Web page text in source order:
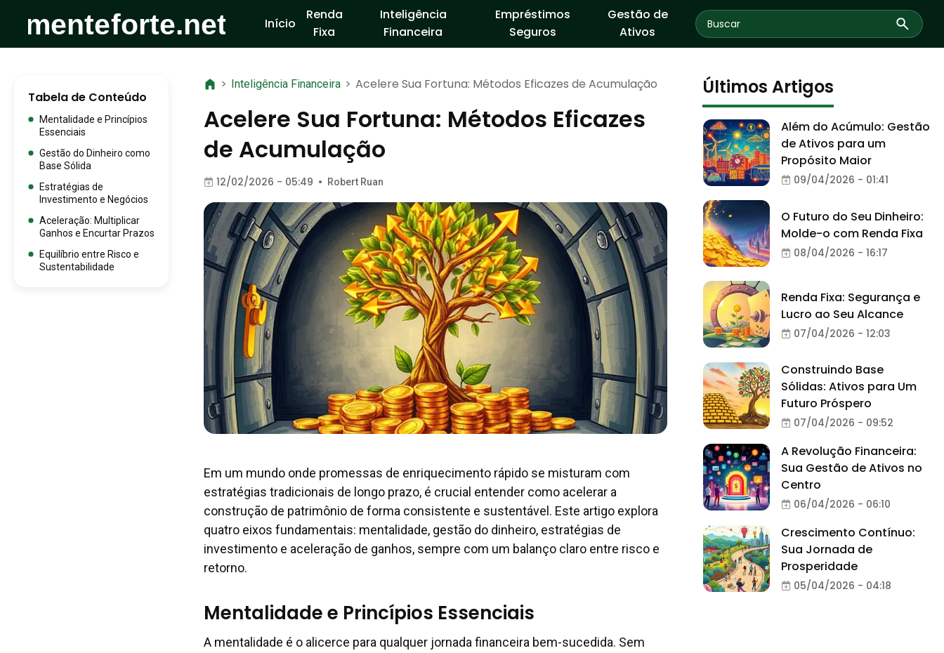
Início
Renda
Fixa
Inteligência
Financeira
Empréstimos
Seguros
Gestão de
Ativos
Tabela de Conteúdo
Mentalidade e Princípios
Essenciais
Gestão do Dinheiro como
Base Sólida
Estratégias de
Investimento e Negócios
Aceleração: Multiplicar
Ganhos e Encurtar Prazos
Equilíbrio entre Risco e
Sustentabilidade
> Inteligência Financeira > Acelere Sua Fortuna: Métodos Eficazes de Acumulação
Acelere Sua Fortuna: Métodos Eficazes
de Acumulação
12/02/2026 - 05:49 • Robert Ruan
Em um mundo onde promessas de enriquecimento rápido se misturam com
estratégias tradicionais de longo prazo, é crucial entender como acelerar a
construção de patrimônio de forma consistente e sustentável. Este artigo explora
quatro eixos fundamentais: mentalidade, gestão do dinheiro, estratégias de
investimento e aceleração de ganhos, sempre com um balanço claro entre risco e
retorno.
Mentalidade e Princípios Essenciais
A mentalidade é o alicerce para qualquer jornada financeira bem-sucedida. Sem
Últimos Artigos
Além do Acúmulo: Gestão
de Ativos para um
Propósito Maior
09/04/2026 - 01:41
O Futuro do Seu Dinheiro:
Molde-o com Renda Fixa
08/04/2026 - 16:17
Renda Fixa: Segurança e
Lucro ao Seu Alcance
07/04/2026 - 12:03
Construindo Base
Sólidas: Ativos para Um
Futuro Próspero
07/04/2026 - 09:52
A Revolução Financeira:
Sua Gestão de Ativos no
Centro
06/04/2026 - 06:10
Crescimento Contínuo:
Sua Jornada de
Prosperidade
05/04/2026 - 04:18